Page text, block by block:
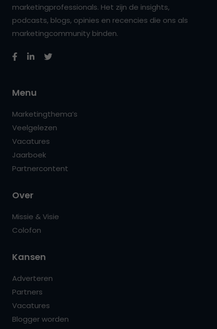
marketingprofessionals. Het zijn de insights,
podcasts, blogs, opinies en recencies die ons als
marketingcommunity binden.
Menu
Marketingthema’s
Veelgelezen
Vacatures
Jaarboek
Partnercontent
Over
Missie & Visie
Colofon
Kansen
Adverteren
Partners
Vacatures
Blogger worden